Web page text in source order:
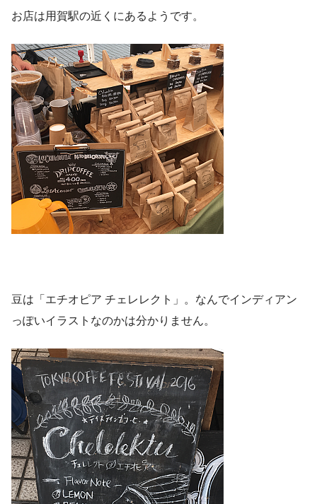
お店は用賀駅の近くにあるようです。
豆は「エチオピア チェレレクト」。なんでインディアン
っぽいイラストなのかは分かりません。